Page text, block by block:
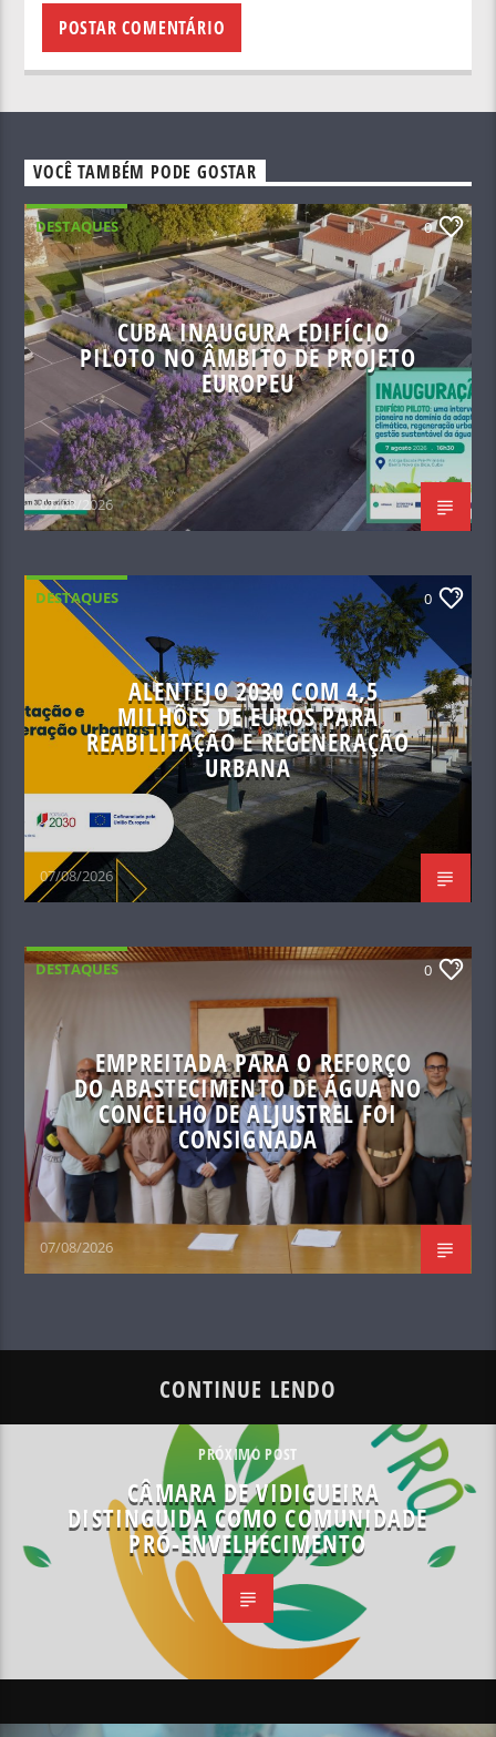
VOCÊ TAMBÉM PODE GOSTAR
DESTAQUES 0
CUBA INAUGURA EDIFÍCIO
PILOTO NO ÂMBITO DE PROJETO
EUROPEU
07/08/2026
DESTAQUES 0
ALENTEJO 2030 COM 4,5
MILHÕES DE EUROS PARA
REABILITAÇÃO E REGENERAÇÃO
URBANA
07/08/2026
DESTAQUES 0
EMPREITADA PARA O REFORÇO
DO ABASTECIMENTO DE ÁGUA NO
CONCELHO DE ALJUSTREL FOI
CONSIGNADA
07/08/2026
CONTINUE LENDO
PRÓXIMO POST
CÂMARA DE VIDIGUEIRA
DISTINGUIDA COMO COMUNIDADE
PRÓ-ENVELHECIMENTO